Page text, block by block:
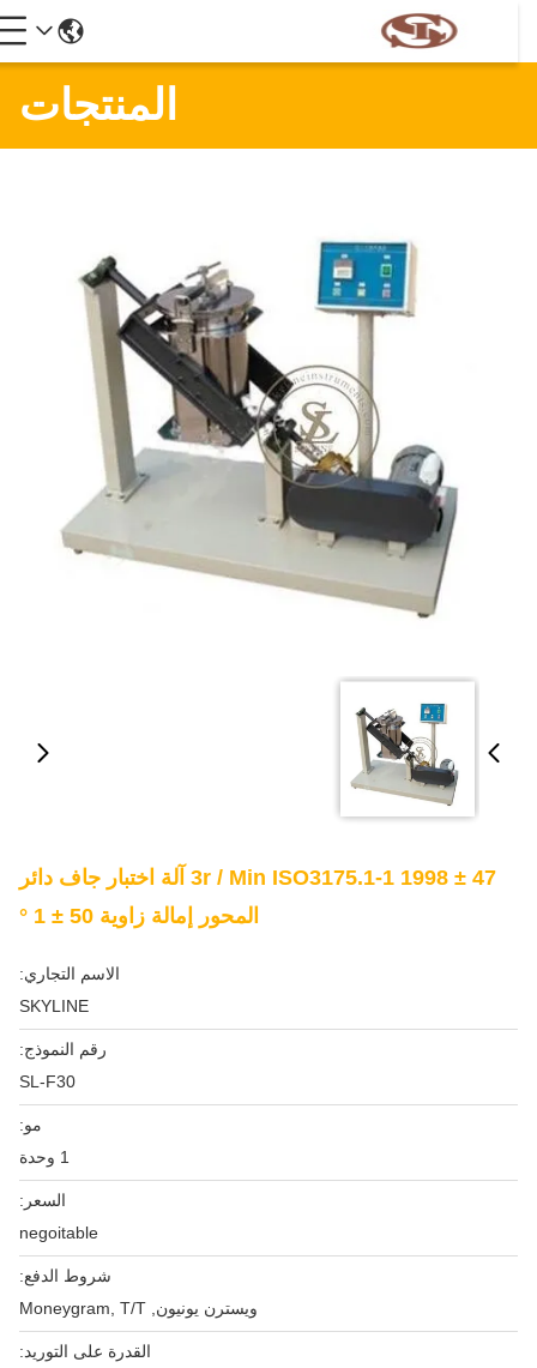
المنتجات
47 ± 3r / Min ISO3175.1-1 1998 آلة اختبار جاف دائر
المحور إمالة زاوية 50 ± 1 °
الاسم التجاري:
SKYLINE
رقم النموذج:
SL-F30
مو:
السعر:
negoitable
شروط الدفع:
ويسترن يونيون, Moneygram, T/T
القدرة على التوريد: